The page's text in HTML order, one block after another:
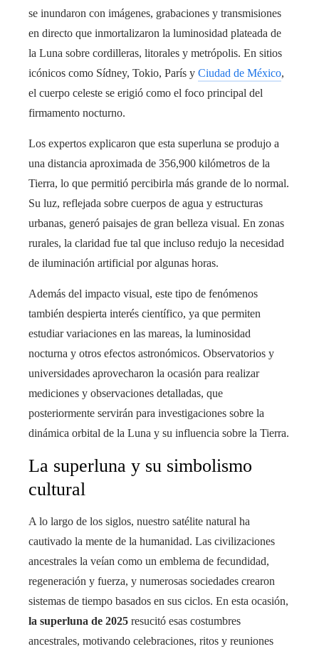
se inundaron con imágenes, grabaciones y transmisiones
en directo que inmortalizaron la luminosidad plateada de
la Luna sobre cordilleras, litorales y metrópolis. En sitios
icónicos como Sídney, Tokio, París y Ciudad de México,
el cuerpo celeste se erigió como el foco principal del
firmamento nocturno.
Los expertos explicaron que esta superluna se produjo a
una distancia aproximada de 356,900 kilómetros de la
Tierra, lo que permitió percibirla más grande de lo normal.
Su luz, reflejada sobre cuerpos de agua y estructuras
urbanas, generó paisajes de gran belleza visual. En zonas
rurales, la claridad fue tal que incluso redujo la necesidad
de iluminación artificial por algunas horas.
Además del impacto visual, este tipo de fenómenos
también despierta interés científico, ya que permiten
estudiar variaciones en las mareas, la luminosidad
nocturna y otros efectos astronómicos. Observatorios y
universidades aprovecharon la ocasión para realizar
mediciones y observaciones detalladas, que
posteriormente servirán para investigaciones sobre la
dinámica orbital de la Luna y su influencia sobre la Tierra.
La superluna y su simbolismo
cultural
A lo largo de los siglos, nuestro satélite natural ha
cautivado la mente de la humanidad. Las civilizaciones
ancestrales la veían como un emblema de fecundidad,
regeneración y fuerza, y numerosas sociedades crearon
sistemas de tiempo basados en sus ciclos. En esta ocasión,
la superluna de 2025 resucitó esas costumbres
ancestrales, motivando celebraciones, ritos y reuniones